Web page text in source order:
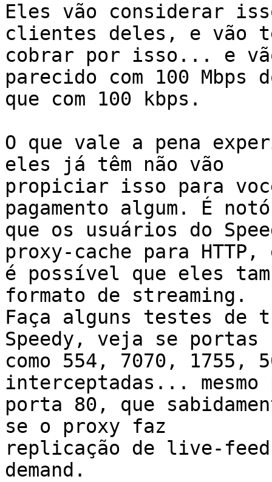
Eles vão considerar
clientes deles, e vão
cobrar por isso... e
parecido com 100 Mbps
que com 100 kbps.
O que vale a pena
eles já têm não vão
propiciar isso para
pagamento algum. É
que os usuários do
proxy-cache para HTTP,
é possível que eles
formato de streaming.
Faça alguns testes de
Speedy, veja se portas
como 554, 7070, 1755,
interceptadas... mesmo
porta 80, que
se o proxy faz
replicação de live-
demand.